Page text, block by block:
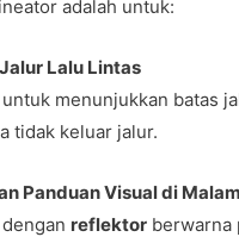
adalah untuk:
Lalu Lintas
menunjukkan batas
tidak keluar jalur.
Panduan Visual di
reflektor berwarna